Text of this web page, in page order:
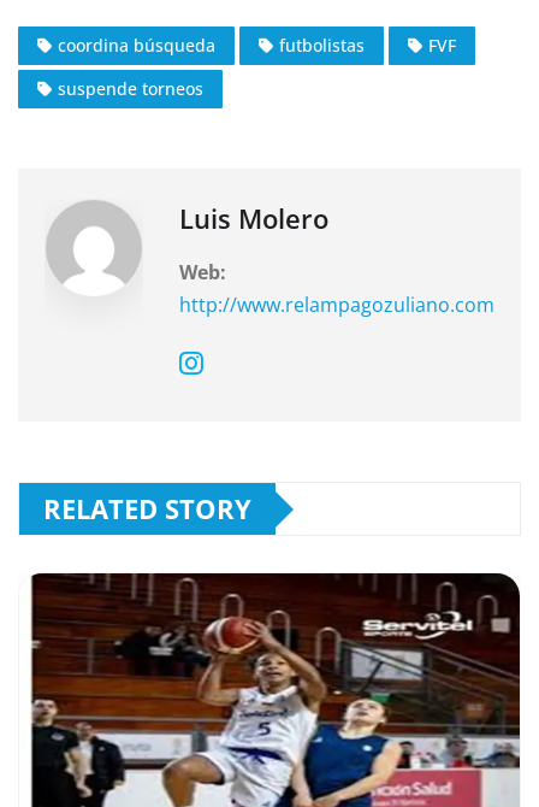
c
e
b
k
at
s
A
e
gr
a
coordina búsqueda futbolistas
FVF
suspende torneos
Luis Molero
Web:
http://www.relampagozuliano.com
RELATED STORY